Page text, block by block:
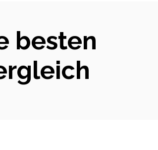
besten